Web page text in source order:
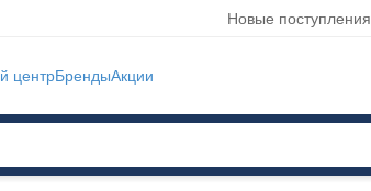
Новые поступления
центрБрендыАкции